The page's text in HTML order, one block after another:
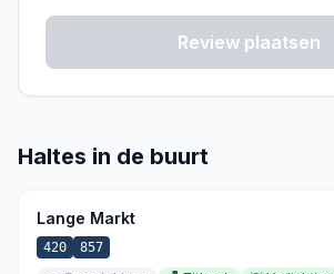
Review plaatsen
Haltes in de buurt
Lange Markt
420 857